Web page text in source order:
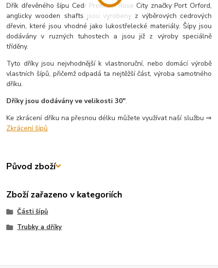
Dřík dřevěného šípu Cedr Premium Rose City značky Port Orford,
anglicky wooden shafts jsou vyrobeny z výběrových cedrových
dřevin, které jsou vhodné jako lukostřelecké materiály. Šípy jsou
dodávány v ruzných tuhostech a jsou již z výroby speciálně
tříděny.
Tyto dříky jsou nejvhodnější k vlastnoruční, nebo domácí výrobě
vlastních šípů, přičemž odpadá ta nejtěžší část, výroba samotného
dříku.
Dříky jsou dodávány ve velikosti 30".
Ke zkrácení dříku na přesnou délku můžete využívat naší službu ⇒
Zkrácení šípů
Původ zboží
Zboží zařazeno v kategoriích
Části šípů
Trubky a dříky